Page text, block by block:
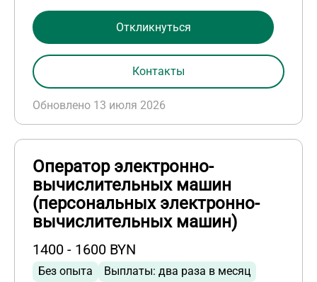
Обновлено 13 июля 2026
Откликнуться
Контакты
Оператор электронно-
вычислительных машин
(персональных электронно-
вычислительных машин)
1400 - 1600 BYN
Без опыта Выплаты: два раза в месяц